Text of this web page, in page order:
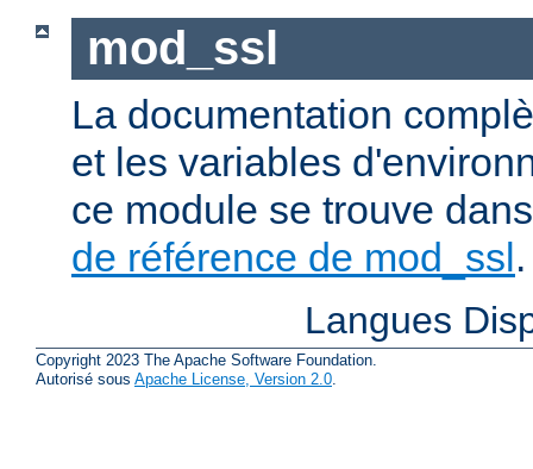
mod_ssl
La documentation
et les variables
ce module se trouve
de référence de mod_ssl.
Langues
Copyright 2023 The Apache Software Foundation.
Autorisé sous Apache License, Version 2.0.